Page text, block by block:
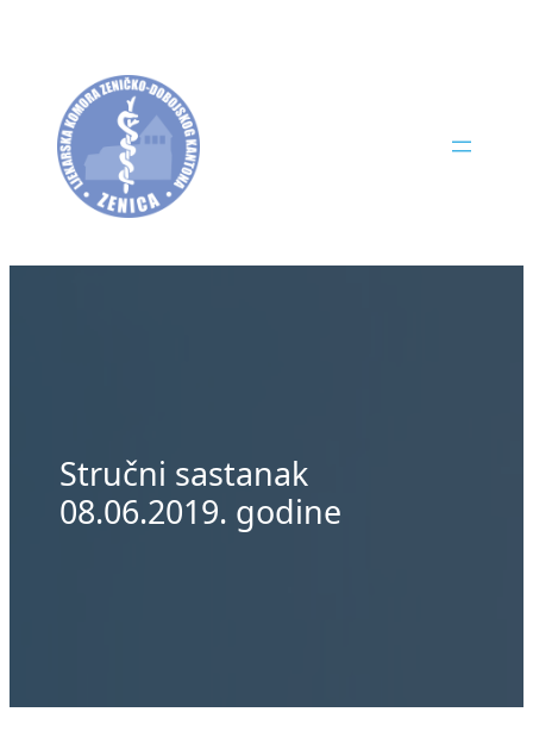
Stručni sastanak
08.06.2019. godine